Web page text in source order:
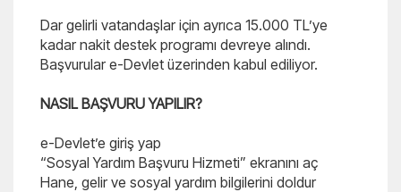
Dar gelirli vatandaşlar için ayrıca 15.000 TL’ye
kadar nakit destek programı devreye alındı.
Başvurular e-Devlet üzerinden kabul ediliyor.
NASIL BAŞVURU YAPILIR?
e-Devlet’e giriş yap
“Sosyal Yardım Başvuru Hizmeti” ekranını aç
Hane, gelir ve sosyal yardım bilgilerini doldur